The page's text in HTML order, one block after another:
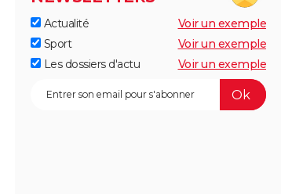
Actualité
Voir un exemple
Sport
Voir un exemple
Les dossiers d'actu
Voir un exemple